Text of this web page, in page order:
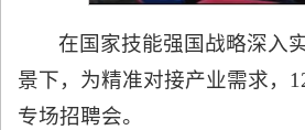
在国家技能强国战略深入
景下，为精准对接产业需求，
专场招聘会。